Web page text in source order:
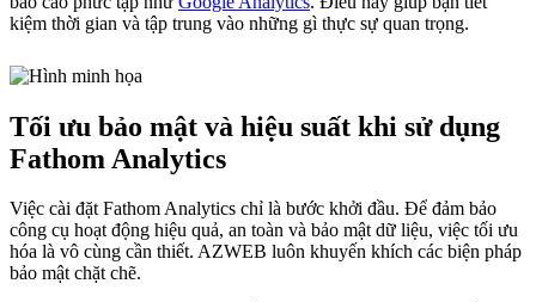
kiệm thời gian và tập trung vào những gì thực sự quan trọng.
Tối ưu bảo mật và hiệu suất khi sử dụng
Fathom Analytics
Việc cài đặt Fathom Analytics chỉ là bước khởi đầu. Để đảm bảo
công cụ hoạt động hiệu quả, an toàn và bảo mật dữ liệu, việc tối ưu
hóa là vô cùng cần thiết. AZWEB luôn khuyến khích các biện pháp
bảo mật chặt chẽ.